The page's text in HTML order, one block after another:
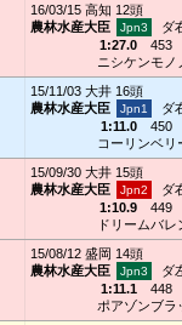
16/03/15 高知 12頭
農林水産大臣
ダ
1:27.0
453
ニシケンモノ
15/11/03 大井 16頭
農林水産大臣
ダ
1:11.0
450
コーリンベリ
15/09/30 大井 15頭
農林水産大臣
ダ
1:10.9
449
ドリームバ
15/08/12 盛岡 14頭
農林水産大臣
ダ
1:11.1
448
ポアゾンブラ